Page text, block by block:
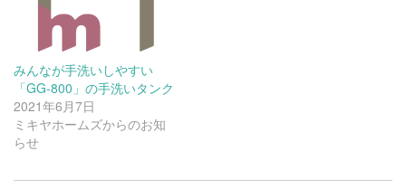
みんなが手洗いしやすい
「GG-800」の手洗いタンク
2021年6月7日
ミキヤホームズからのお知
らせ